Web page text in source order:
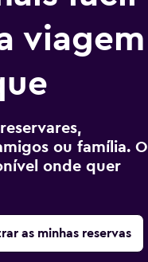
viagem
ou família. O
onde quer
as minhas reservas